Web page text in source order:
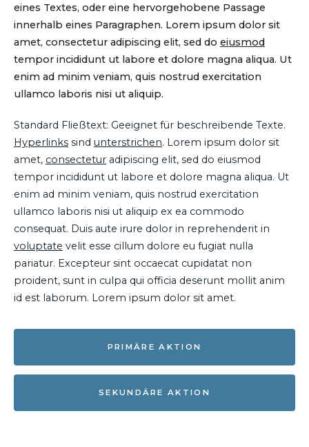
eines Textes, oder eine hervorgehobene Passage
innerhalb eines Paragraphen. Lorem ipsum dolor sit
amet, consectetur adipiscing elit, sed do eiusmod
tempor incididunt ut labore et dolore magna aliqua. Ut
enim ad minim veniam, quis nostrud exercitation
ullamco laboris nisi ut aliquip.
Standard Fließtext: Geeignet für beschreibende Texte.
Hyperlinks sind unterstrichen. Lorem ipsum dolor sit
amet, consectetur adipiscing elit, sed do eiusmod
tempor incididunt ut labore et dolore magna aliqua. Ut
enim ad minim veniam, quis nostrud exercitation
ullamco laboris nisi ut aliquip ex ea commodo
consequat. Duis aute irure dolor in reprehenderit in
voluptate velit esse cillum dolore eu fugiat nulla
pariatur. Excepteur sint occaecat cupidatat non
proident, sunt in culpa qui officia deserunt mollit anim
id est laborum. Lorem ipsum dolor sit amet.
PRIMÄRE AKTION
SEKUNDÄRE AKTION